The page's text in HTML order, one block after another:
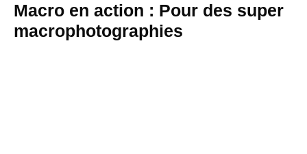
Macro en action : Pour des super
macrophotographies